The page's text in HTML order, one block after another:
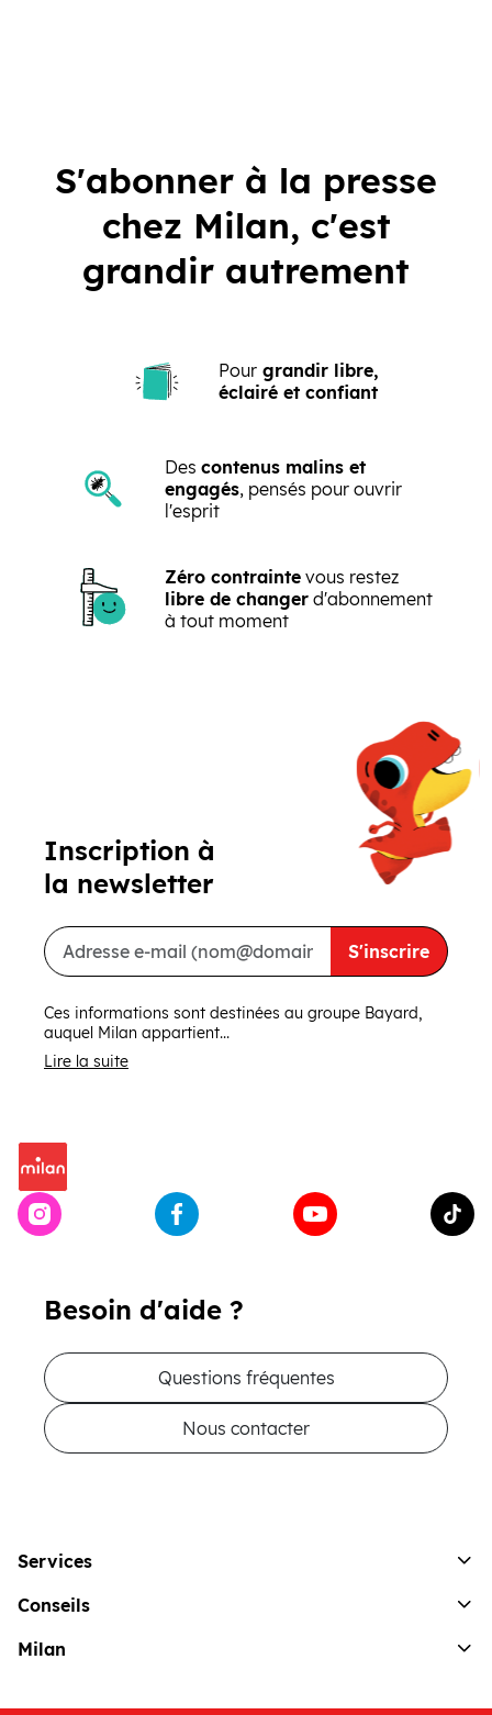
S'abonner à la presse
chez Milan, c'est
grandir autrement
Pour grandir libre,
éclairé et confiant
Des contenus malins et
engagés, pensés pour ouvrir
l'esprit
Zéro contrainte vous restez
libre de changer d'abonnement
à tout moment
Besoin d'aide ?
Questions fréquentes
Nous contacter
Inscription à
la newsletter
S'inscrire
Ces informations sont destinées au groupe Bayard,
auquel Milan appartient...
Lire la suite
Services
Conseils
Milan